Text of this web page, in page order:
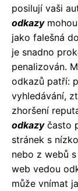
posilují vaši
odkazy
jako falešná
je snadno
penalizován.
odkazů patří:
vyhledávání,
zhoršení
odkazyčasto
stránek s
nebo z webů
web vedou
může vnímat